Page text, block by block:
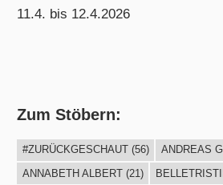
11.4. bis 12.4.2026
Zum Stöbern:
#ZURÜCKGESCHAUT(56) ANDREAS
ANNABETH ALBERT(21)